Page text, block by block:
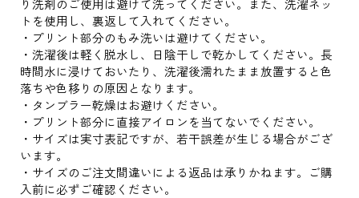
り洗剤のご使用は避けて洗ってください。また、洗濯ネッ
トを使用し、裏返して入れてください。
・プリント部分のもみ洗いは避けてください。
・洗濯後は軽く脱水し、日陰干しで乾かしてください。長
時間水に浸けておいたり、洗濯後濡れたまま放置すると色
落ちや色移りの原因となります。
・タンブラー乾燥はお避けください。
・プリント部分に直接アイロンを当てないでください。
・サイズは実寸表記ですが、若干誤差が生じる場合がござ
います。
・サイズのご注文間違いによる返品は承りかねます。ご購
入前に必ずご確認ください。